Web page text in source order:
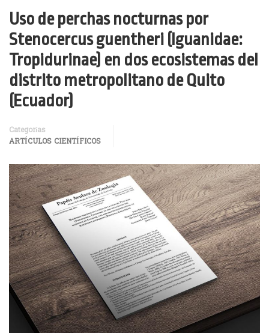
Uso de perchas nocturnas por
Stenocercus guentheri (Iguanidae:
Tropidurinae) en dos ecosistemas del
distrito metropolitano de Quito
(Ecuador)
Categorías
ARTÍCULOS CIENTÍFICOS